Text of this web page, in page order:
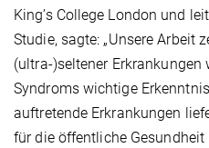
King’s College London und
Studie, sagte: „Unsere Arbeit
(ultra-)seltener Erkrankungen
Syndroms wichtige
auftretende Erkrankungen
für die öffentliche